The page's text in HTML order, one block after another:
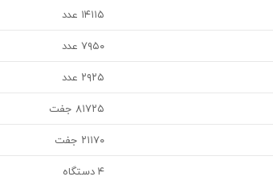
۱۴۱۱۵ عدد
۷۹۵۰ عدد
۲۹۲۵ عدد
۸۱۷۲۵ جفت
۲۱۱۷۰ جفت
۴ دستگاه